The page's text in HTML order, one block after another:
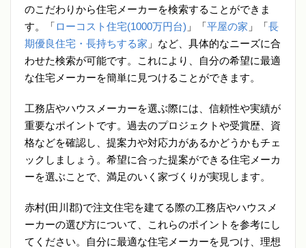
のこだわりから住宅メーカーを検索することができま
す。「ローコスト住宅(1000万円台) 」「平屋の家 」「長
期優良住宅・長持ちする家 」など、具体的なニーズに合
わせた検索が可能です。これにより、自分の希望に最適
な住宅メーカーを簡単に見つけることができます。
工務店やハウスメーカーを選ぶ際には、信頼性や実績が
重要なポイントです。過去のプロジェクトや受賞歴、資
格などを確認し、提案力や対応力があるかどうかもチェ
ックしましょう。希望に合った提案ができる住宅メーカ
ーを選ぶことで、満足のいく家づくりが実現します。
赤村(田川郡)で注文住宅を建てる際の工務店やハウスメ
ーカーの選び方について、これらのポイントを参考にし
てください。自分に最適な住宅メーカーを見つけ、理想